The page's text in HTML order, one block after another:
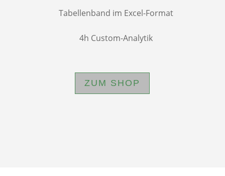
Tabellenband im Excel-Format
4h Custom-Analytik
ZUM SHOP